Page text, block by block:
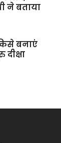
ने बताया
बनाएं